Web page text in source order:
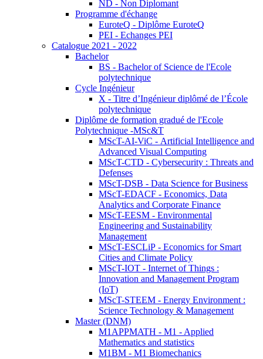
ND - Non Diplomant
Programme d'échange
EuroteQ - Diplôme EuroteQ
PEI - Echanges PEI
Catalogue 2021 - 2022
Bachelor
BS - Bachelor of Science de l'Ecole
polytechnique
Cycle Ingénieur
X - Titre d’Ingénieur diplômé de l’École
polytechnique
Diplôme de formation gradué de l'Ecole
Polytechnique -MSc&T
MScT-AI-ViC - Artificial Intelligence and
Advanced Visual Computing
MScT-CTD - Cybersecurity : Threats and
Defenses
MScT-DSB - Data Science for Business
MScT-EDACF - Economics, Data
Analytics and Corporate Finance
MScT-EESM - Environmental
Engineering and Sustainability
Management
MScT-ESCLiP - Economics for Smart
Cities and Climate Policy
MScT-IOT - Internet of Things :
Innovation and Management Program
(IoT)
MScT-STEEM - Energy Environment :
Science Technology & Management
Master (DNM)
M1APPMATH - M1 - Applied
Mathematics and statistics
M1BM - M1 Biomechanics